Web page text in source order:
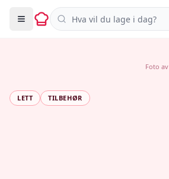
Søk i oppskrifter
LETT TILBEHØR
Foto av